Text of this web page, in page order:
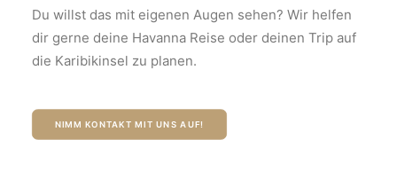
Du willst das mit eigenen Augen sehen? Wir helfen
dir gerne deine Havanna Reise oder deinen Trip auf
die Karibikinsel zu planen.
NIMM KONTAKT MIT UNS AUF!